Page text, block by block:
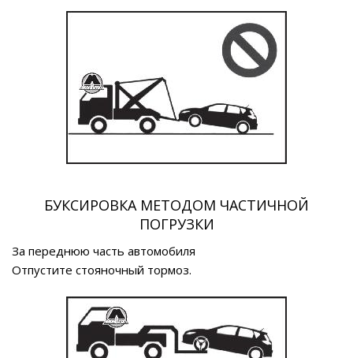
БУКСИРОВКА МЕТОДОМ ЧАСТИЧНОЙ
ПОГРУЗКИ
За переднюю часть автомобиля
Отпустите стояночный тормоз.